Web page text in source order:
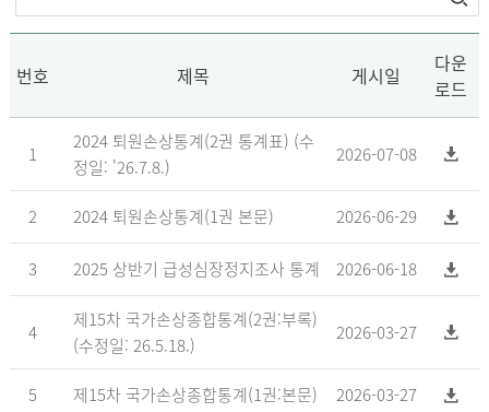
번호 제목 게시일
다운
로드
1
2024 퇴원손상통계(2권 통계표) (수
정일: '26.7.8.)
2026-07-08
2 2024 퇴원손상통계(1권 본문) 2026-06-29
3 2025 상반기 급성심장정지조사 통계 2026-06-18
4
제15차 국가손상종합통계(2권:부록)
(수정일: 26.5.18.)
2026-03-27
5 제15차 국가손상종합통계(1권:본문) 2026-03-27